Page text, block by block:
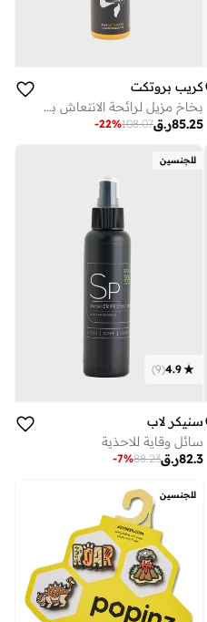
كريب بروتكت
بخاخ مزيل لرائحة الانتعاش برائحة الكتان
ر.ق85.25
108.07
-22%
للجنسين
4.9
(
9
)
سنيكر لاب
سائل وقاية للاحذية
ر.ق82.3
88.23
-7%
للجنسين